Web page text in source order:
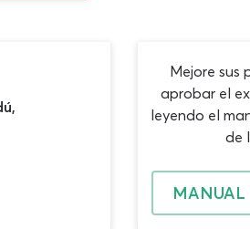
Mejore sus
aprobar el
leyendo el
de